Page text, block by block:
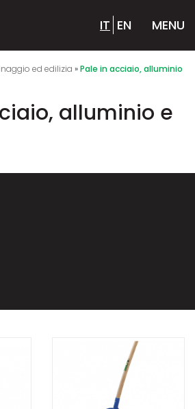
IT EN MENU
ed edilizia »Pale in acciaio, alluminio
alluminio e